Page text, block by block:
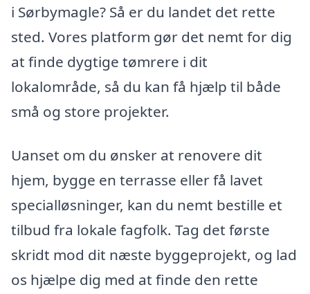
i Sørbymagle? Så er du landet det rette
sted. Vores platform gør det nemt for dig
at finde dygtige tømrere i dit
lokalområde, så du kan få hjælp til både
små og store projekter.
Uanset om du ønsker at renovere dit
hjem, bygge en terrasse eller få lavet
specialløsninger, kan du nemt bestille et
tilbud fra lokale fagfolk. Tag det første
skridt mod dit næste byggeprojekt, og lad
os hjælpe dig med at finde den rette